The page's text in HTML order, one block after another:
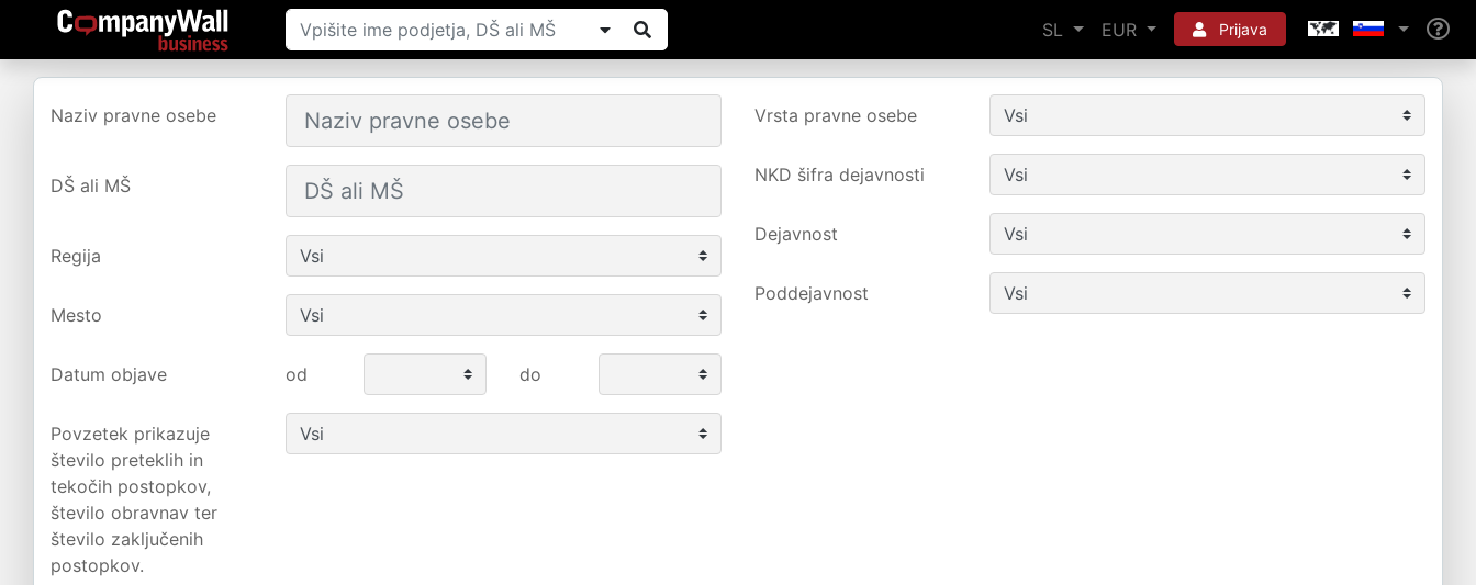
SL EUR Prijava
Naziv pravne osebe
DŠ ali MŠ
Regija
Mesto
Vrsta pravne osebe
NKD šifra dejavnosti
Dejavnost
Poddejavnost
Datum objave od do
Povzetek prikazuje
število preteklih in
tekočih postopkov,
število obravnav ter
število zaključenih
postopkov.